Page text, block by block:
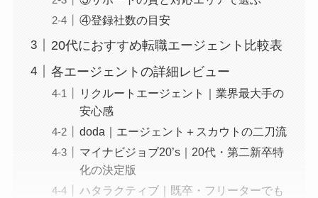
④登録社数の目安
20代におすすめ転職エージェント比較表
各エージェントの詳細レビュー
リクルートエージェント｜業界最大手の
安心感
doda｜エージェント＋スカウトの二刀流
マイナビジョブ20’s｜20代・第二新卒特
化の決定版
ハタラクティブ｜既卒・フリーターでも